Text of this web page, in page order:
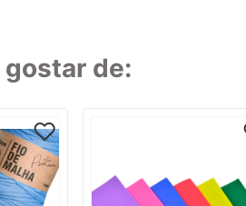
de:
TERMOS MAIS
4 tecido